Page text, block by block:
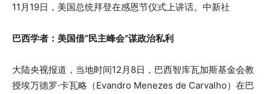
11月19日，美国总统拜登在感恩节仪式上讲话。中新社
巴西学者：美国借“民主峰会”谋政治私利
大陆央视报道，当地时间12月8日，巴西智库瓦加斯基金会教
授埃万德罗·卡瓦略（Evandro Menezes de Carvalho）在巴